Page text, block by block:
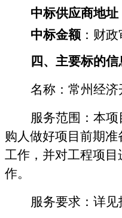
中标供应商地址
中标金额 ：财
四、主要标的信
名称： 常州经济
服务范围： 本项
购人做好项目前期
工作，并对工程项
作。
服务要求 ：详见